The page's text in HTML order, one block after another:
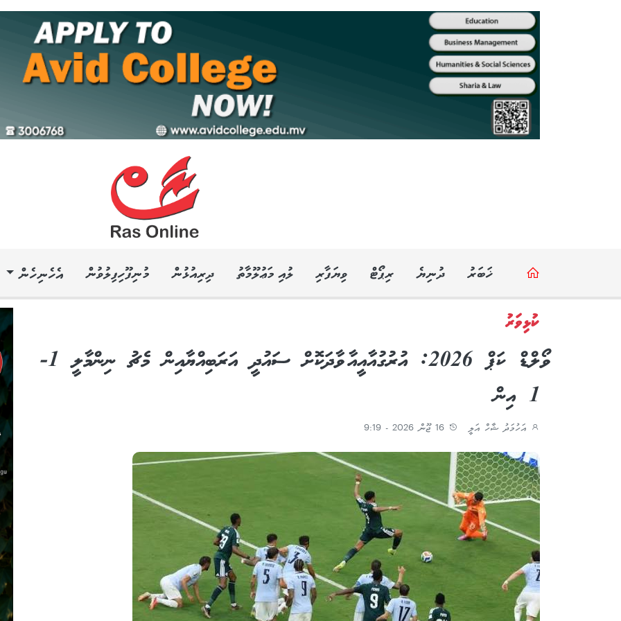
ޚަބަރު ދުނިޔެ ރިޕޯޓް ވިޔަފާރި ލުއި މަޢުލޫމާތު ދިރިއުޅުން މުނިފޫހިފިލުވުން އެހެނިހެން
ކުޅިވަރު
ވޯލްޑް ކަޕް 2026: އުރުގުއާއީއާ ވާދަކޮށް ސައުދީ އަރަބިއްޔާއިން މެޗު ނިންމާލީ 1-
1 އިން
އަހުމަދު ޝާހް އަލީ